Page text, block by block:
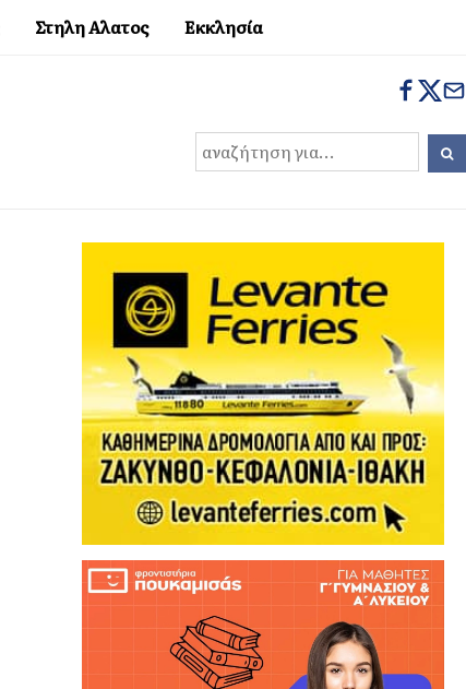
Στηλη Αλατος Εκκλησία